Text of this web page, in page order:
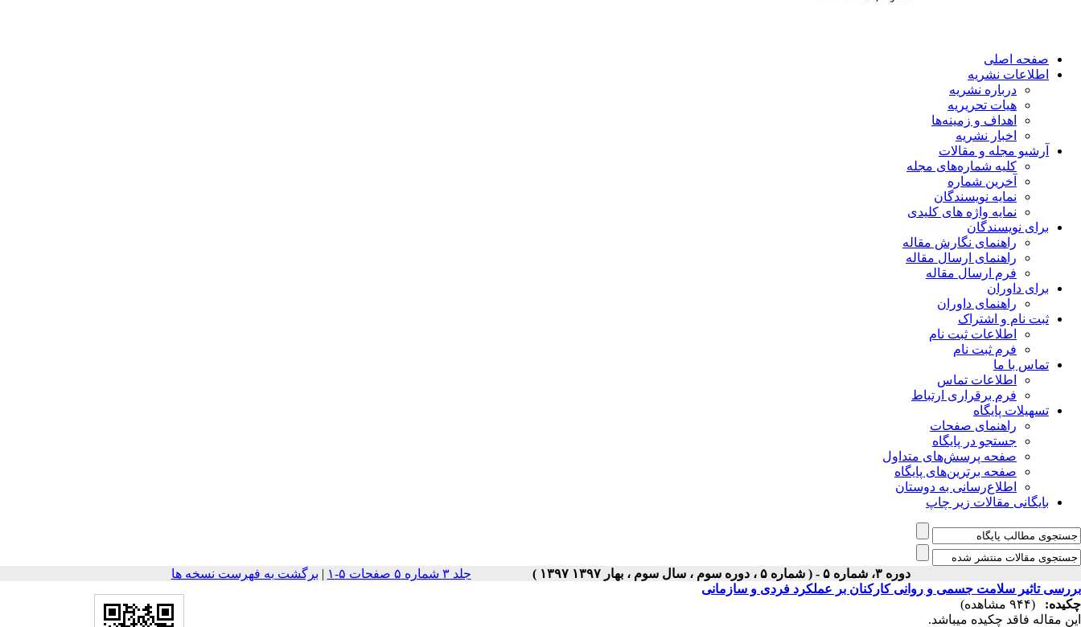
صفحه اصلی
اطلاعات نشریه
درباره نشریه
هیات تحریریه
اهداف و زمینه‌ها
اخبار نشریه
آرشیو مجله و مقالات
کلیه شماره‌های مجله
آخرین شماره
نمایه نویسندگان
نمایه واژه های کلیدی
برای نویسندگان
راهنمای نگارش مقاله
راهنمای ارسال مقاله
فرم ارسال مقاله
برای داوران
راهنمای داوران
ثبت نام و اشتراک
اطلاعات ثبت نام
فرم ثبت نام
تماس با ما
اطلاعات تماس
فرم برقراری ارتباط
تسهیلات پایگاه
راهنمای صفحات
جستجو در پایگاه
صفحه پرسش‌های متداول
صفحه برترین‌های پایگاه
اطلاع‌رسانی به دوستان
بایگانی مقالات زیر چاپ
دوره ۳، شماره ۵ - ( شماره ۵ ، دوره سوم ، سال سوم ، بهار ۱۳۹۷ ۱۳۹۷ ) جلد ۳ شماره ۵ صفحات ۵-۱ | برگشت به فهرست نسخه ها
بررسی تاثیر سلامت جسمی و روانی کارکنان بر عملکرد فردی و سازمانی
چکیده:
(۹۴۴ مشاهده)
این مقاله فاقد چکیده می​باشد.